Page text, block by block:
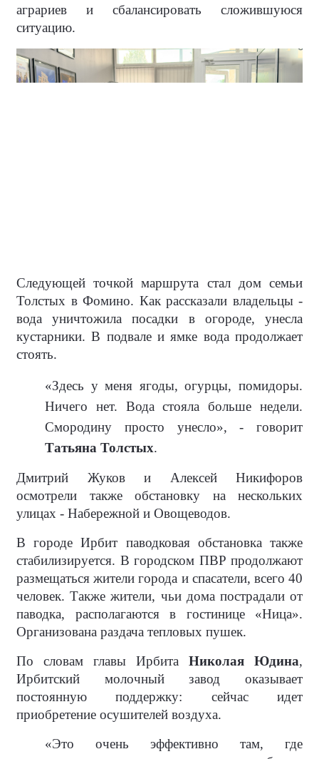
аграриев и сбалансировать сложившуюся
ситуацию.
Следующей точкой маршрута стал дом семьи
Толстых в Фомино. Как рассказали владельцы -
вода уничтожила посадки в огороде, унесла
кустарники. В подвале и ямке вода продолжает
стоять.
«Здесь у меня ягоды, огурцы, помидоры.
Ничего нет. Вода стояла больше недели.
Смородину просто унесло», - говорит
Татьяна Толстых.
Дмитрий Жуков и Алексей Никифоров
осмотрели также обстановку на нескольких
улицах - Набережной и Овощеводов.
В городе Ирбит паводковая обстановка также
стабилизируется. В городском ПВР продолжают
размещаться жители города и спасатели, всего 40
человек. Также жители, чьи дома пострадали от
паводка, располагаются в гостинице «Ница».
Организована раздача тепловых пушек.
По словам главы Ирбита Николая Юдина,
Ирбитский молочный завод оказывает
постоянную поддержку: сейчас идет
приобретение осушителей воздуха.
«Это очень эффективно там, где